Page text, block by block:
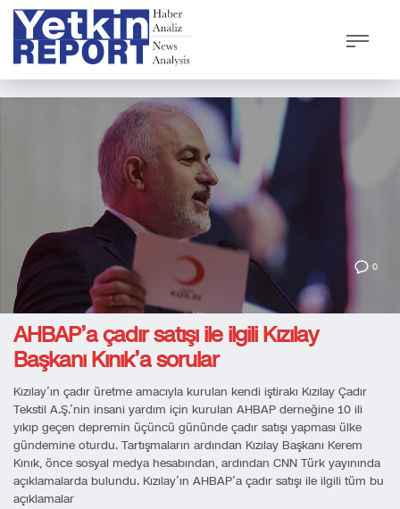
0
AHBAP’a çadır satışı ile ilgili Kızılay
Başkanı Kınık’a sorular
Kızılay’ın çadır üretme amacıyla kurulan kendi iştirakı Kızılay Çadır
Tekstil A.Ş.’nin insani yardım için kurulan AHBAP derneğine 10 ili
yıkıp geçen depremin üçüncü gününde çadır satışı yapması ülke
gündemine oturdu. Tartışmaların ardından Kızılay Başkanı Kerem
Kınık, önce sosyal medya hesabından, ardından CNN Türk yayınında
açıklamalarda bulundu. Kızılay’ın AHBAP’a çadır satışı ile ilgili tüm bu
açıklamalar